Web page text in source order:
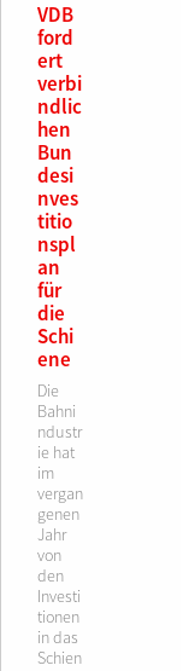
VDB
ford
ert
verbi
ndlic
hen
Bun
desi
nves
titio
nspl
an
für
die
Schi
ene
Die
Bahni
ndustr
ie hat
im
vergan
genen
Jahr
von
den
Investi
tionen
in das
Schien